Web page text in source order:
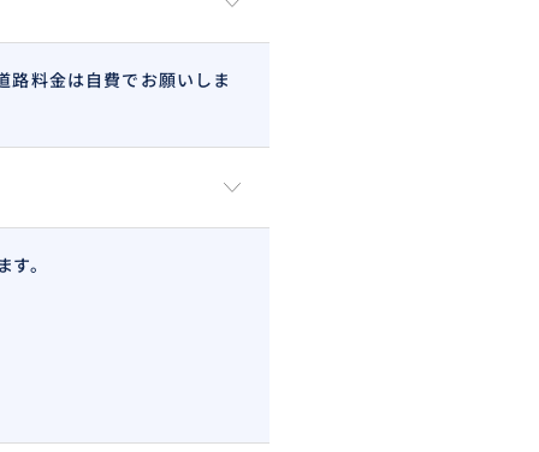
路料金は自費でお願いしま
。